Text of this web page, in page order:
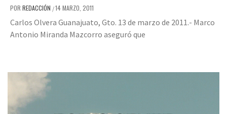
POR REDACCIÓN /14 MARZO, 2011
Carlos Olvera Guanajuato, Gto. 13 de marzo de 2011.- Marco
Antonio Miranda Mazcorro aseguró que